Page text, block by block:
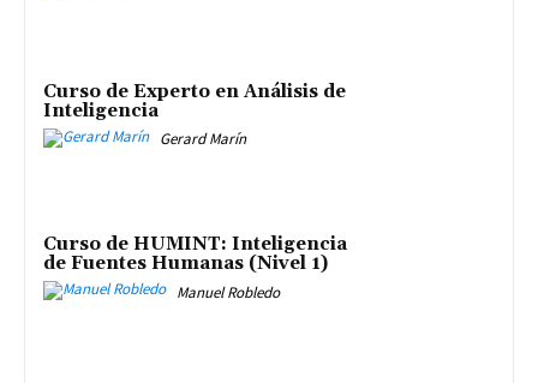
Curso de Experto en Análisis de
Inteligencia
Gerard Marín
Curso de HUMINT: Inteligencia
de Fuentes Humanas (Nivel 1)
Manuel Robledo